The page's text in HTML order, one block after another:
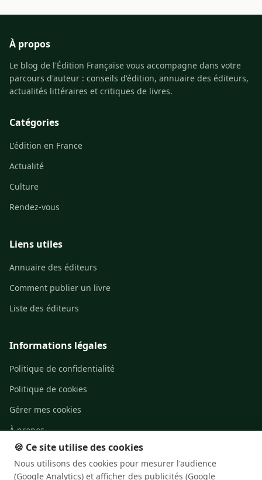
À propos
Le blog de l'Édition Française vous accompagne dans votre
parcours d'auteur : conseils d'édition, annuaire des éditeurs,
actualités littéraires et critiques de livres.
Catégories
L'édition en France
Actualité
Culture
Rendez-vous
Liens utiles
Annuaire des éditeurs
Comment publier un livre
Liste des éditeurs
Informations légales
Politique de confidentialité
Politique de cookies
Gérer mes cookies
À propos
Contact
🍪 Ce site utilise des cookies
Nous utilisons des cookies pour mesurer l'audience
(Google Analytics) et afficher des publicités (Google